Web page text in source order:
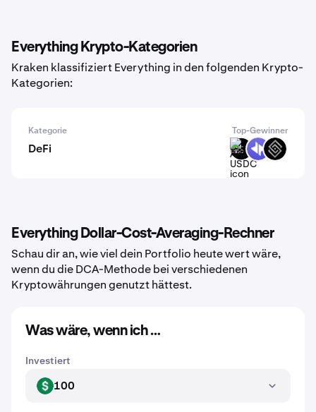
Everything Krypto-Kategorien
Kraken klassifiziert Everything in den folgenden Krypto-
Kategorien:
Kategorie Top-Gewinner
DeFi ARM-
USDC DYP DECT
Everything Dollar-Cost-Averaging-Rechner
Schau dir an, wie viel dein Portfolio heute wert wäre,
wenn du die DCA-Methode bei verschiedenen
Kryptowährungen genutzt hättest.
Was wäre, wenn ich …
Investiert
USD 100